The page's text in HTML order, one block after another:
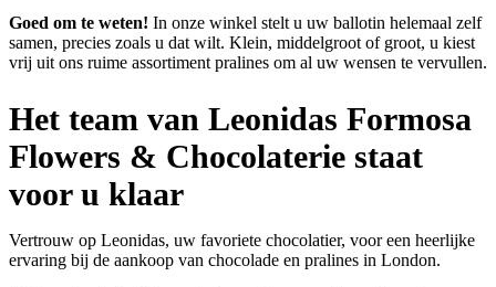
Goed om te weten! In onze winkel stelt u uw ballotin helemaal zelf
samen, precies zoals u dat wilt. Klein, middelgroot of groot, u kiest
vrij uit ons ruime assortiment pralines om al uw wensen te vervullen.
Het team van Leonidas Formosa
Flowers & Chocolaterie staat
voor u klaar
Vertrouw op Leonidas, uw favoriete chocolatier, voor een heerlijke
ervaring bij de aankoop van chocolade en pralines in London.